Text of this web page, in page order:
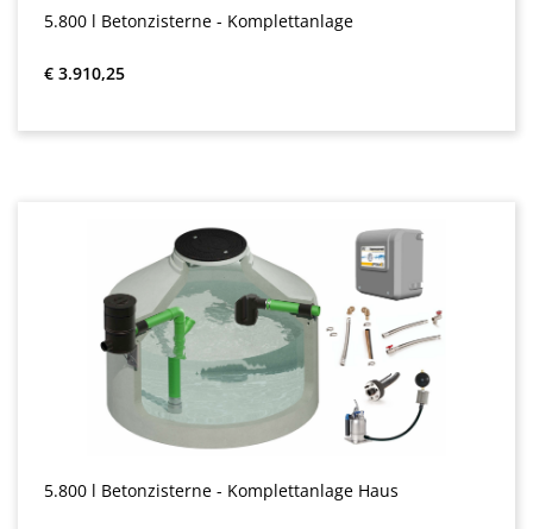
5.800 l Betonzisterne - Komplettanlage
Normale prijs:
€ 3.910,25
5.800 l Betonzisterne - Komplettanlage Haus